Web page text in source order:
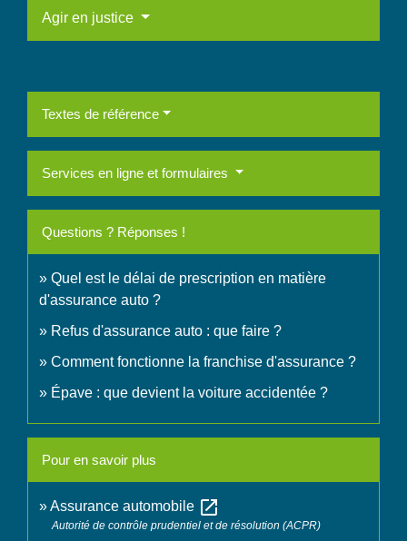
Agir en justice
Textes de référence
Services en ligne et formulaires
Questions ? Réponses !
Quel est le délai de prescription en matière
d'assurance auto ?
Refus d'assurance auto : que faire ?
Comment fonctionne la franchise d'assurance ?
Épave : que devient la voiture accidentée ?
Pour en savoir plus
Assurance automobile open_in_new
Autorité de contrôle prudentiel et de résolution (ACPR)